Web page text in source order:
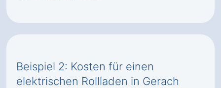
Beispiel 2: Kosten für einen
elektrischen Rollladen in Gerach